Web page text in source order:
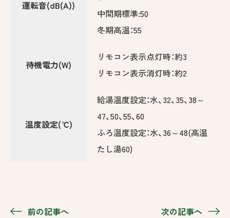
運転音(dB(A))
中間期標準:50
冬期高温：55
待機電力(W)
リモコン表示点灯時：約3
リモコン表示消灯時：約2
温度設定(℃)
給湯温度設定：水、32、35、38～
47、50、55、60
ふろ温度設定：水、36～48(高温
たし湯60)
前の記事へ 次の記事へ